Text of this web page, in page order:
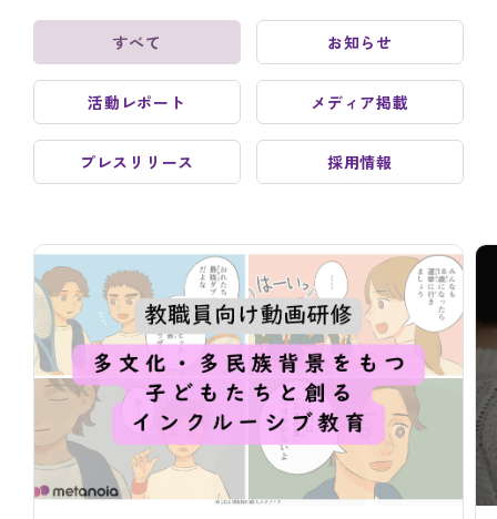
すべて お知らせ
活動レポート メディア掲載
プレスリリース 採用情報